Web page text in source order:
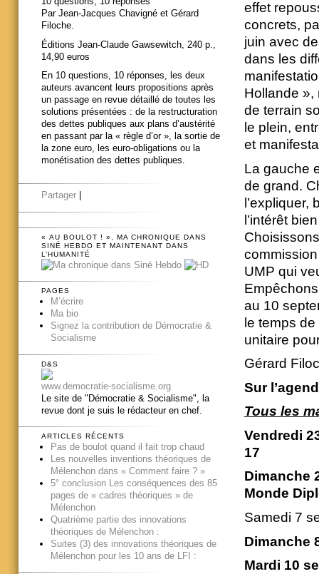
effet
concrets,
juin avec
dans les
Hollande »,
de terrain
le plein,
et
La gauche
de grand.
l’expliquer,
l’intérêt
UMP qui
au 10
le temps de
unitaire
Gérard
Sur
Tous les
Vendredi
17
Dimanche
Monde
Samedi 7
Dimanche
Mardi 10
Par Jean-Jacques Chavigné et Gérard
Filoche.
Éditions Jean-Claude Gawsewitch, 240 p.,
14,90 euros
En 10 questions, 10 réponses, les deux
auteurs avancent leurs propositions après
un passage en revue détaillé de toutes les
solutions présentées : de la restructuration
des dettes publiques aux plans d’austérité
en passant par la « règle d’or », la sortie de
la zone euro, les euro-obligations ou la
monétisation des dettes publiques.
Partager
« AU BOULOT ! », MA CHRONIQUE DANS
SINÉ HEBDO ET MAINTENANT DANS
L’HUMANITÉ
PAGES
M’écrire
Ma bio
Signez la contribution de Démocratie &
Socialisme
D&S
www.democratie-socialisme.org
Le site de "Démocratie & Socialisme", la
revue dont je suis le rédacteur en chef.
ARTICLES RÉCENTS
Pas de boulot quand il fait trop chaud
Les nouvelles inventions théoriques de
Mélenchon dans « Comment faire ? »
5° conclusion Les conséquences des 85
pages de « cadres théoriques » de
Mélenchon
Quatrième partie des innovations
théoriques de Mélenchon :
Suites (3) des innovations théoriques de
Mélenchon pour les 10 ans de LFI :